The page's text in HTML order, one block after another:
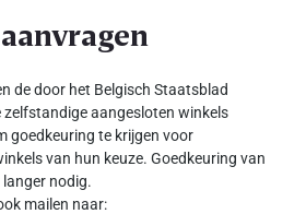
de door het Belgisch Staatsblad
zelfstandige aangesloten winkels
goedkeuring te krijgen voor
van hun keuze. Goedkeuring van
nodig.
mailen naar: